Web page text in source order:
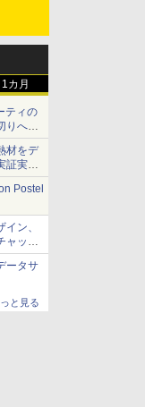
1カ月
ティの
りへ
材をデ
証実験
」
Postel
ン、
ャット
ータサ
と見る